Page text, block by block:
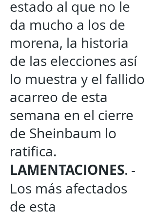
estado al que no le
da mucho a los de
morena, la historia
de las elecciones así
lo muestra y el fallido
acarreo de esta
semana en el cierre
de Sheinbaum lo
ratifica.
LAMENTACIONES. -
Los más afectados
de esta